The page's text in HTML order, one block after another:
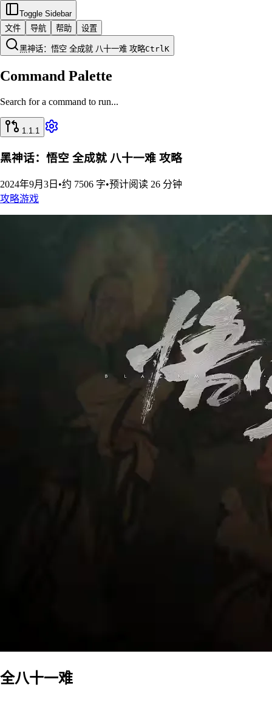
Toggle Sidebar
文件
导航 帮助 设置
黑神话：悟空 全成就 八十一难 攻略CtrlK
Command Palette
Search for a command to run...
1.1.1
黑神话：悟空 全成就 八十一难 攻略
2024年9月3日 •约 7506 字•预计阅读 26 分钟
攻略游戏
全八十一难